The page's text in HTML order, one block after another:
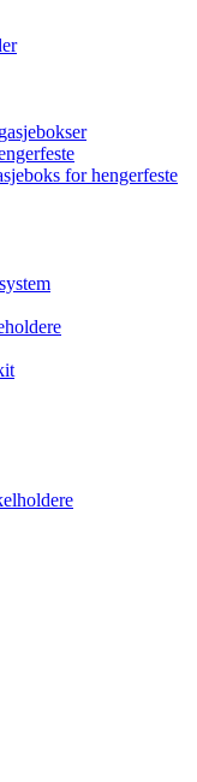
for hengerfeste